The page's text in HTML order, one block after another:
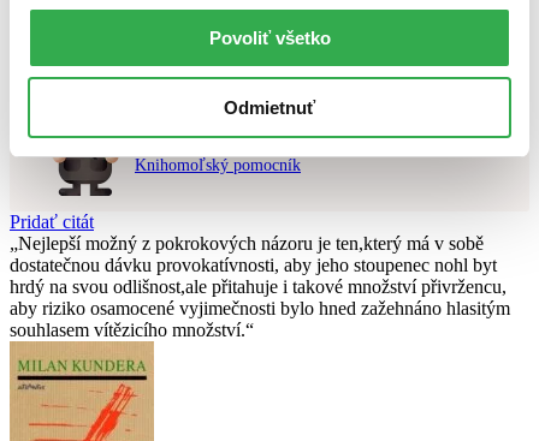
Povoliť všetko
Odmietnuť
Nebol nájdenýžiadny titulvyhovujúci zadaným podmienkam.
Skúste prosím zmeniť vyhľadávaný výraz.
Chcete poradiť knihu?
Náš pomocník Sherlock vám ju s radosťou vypátra!
Knihomoľský pomocník
Pridať citát
Nejlepší možný z pokrokových názoru je ten,který má v sobě
dostatečnou dávku provokatívnosti, aby jeho stoupenec nohl byt
hrdý na svou odlišnost,ale přitahuje i takové množství přivržencu,
aby riziko osamocené vyjimečnosti bylo hned zažehnáno hlasitým
souhlasem vítězicího množství.